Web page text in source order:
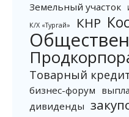
Земельный участок
К/Х «Тургай»
КНР
Товарный
бизнес-форум
дивиденды